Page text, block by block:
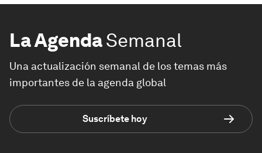
La AgendaSemanal
Una actualización semanal de los temas más
importantes de la agenda global
Suscríbete hoy